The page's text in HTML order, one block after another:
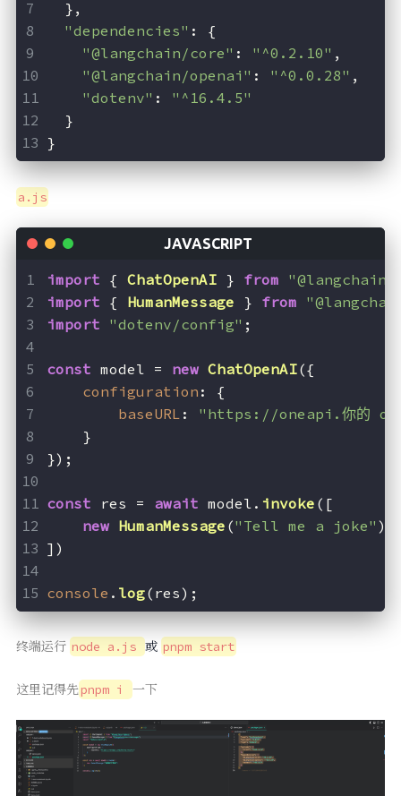
  },
"dependencies" : {
"@langchain/core" : "^0.2.10" ,
"@langchain/openai" : "^0.0.28" ,
"dotenv" : "^16.4.5"
  }
}
a.js
import { ChatOpenAI } from
import { HumanMessage } from
import "dotenv/config" ;
const model = new ChatOpenAI({
configuration : {
baseURL : "https://oneapi.你的
    }
});
const res = await model. invoke ([
new HumanMessage ("Tell me a joke" )
])
console . log(res);
终端运行 node a.js 或 pnpm start
这里记得先pnpm i 一下